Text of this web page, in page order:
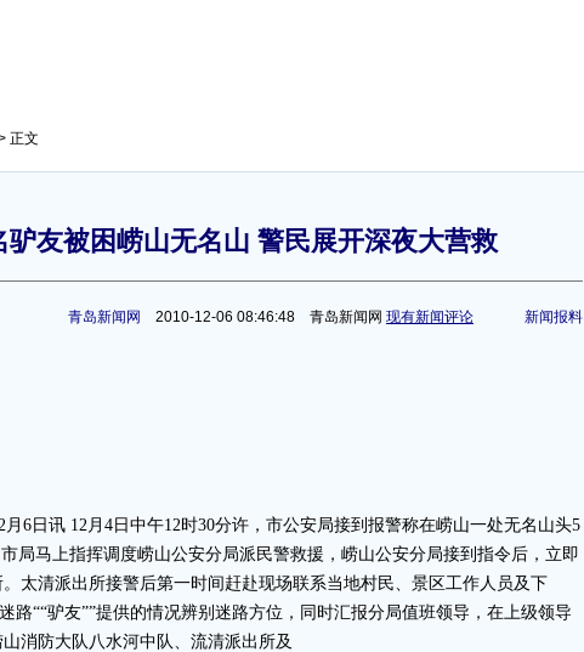
正文
驴友被困崂山无名山 警民展开深夜大营救
青岛新闻网
2010-12-06 08:46:48 青岛新闻网 现有新闻评论 新闻报料
6日讯 12月4日中午12时30分许，市公安局接到报警称在崂山一处无名山头5
局马上指挥调度崂山公安分局派民警救援，崂山公安分局接到指令后，立即
太清派出所接警后第一时间赶赴现场联系当地村民、景区工作人员及下
路““驴友””提供的情况辨别迷路方位，同时汇报分局值班领导，在上级领导
消防大队八水河中队、流清派出所及